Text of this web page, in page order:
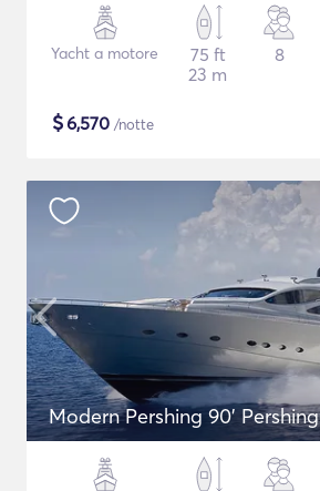
Yacht a motore
75 ft
23 m
8
$6,570 /notte
Modern Pershing 90' Pershing